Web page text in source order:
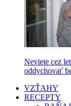
Neviete cez
oddychovať
VZŤAHY
RECEPTY